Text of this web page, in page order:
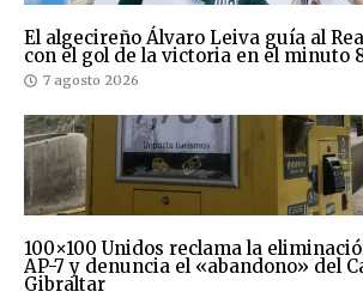
El algecireño Álvaro Leiva guía al
con el gol de la victoria en el minuto
7 agosto 2026
100×100 Unidos reclama la
AP-7 y denuncia el «abandono» del
Gibraltar